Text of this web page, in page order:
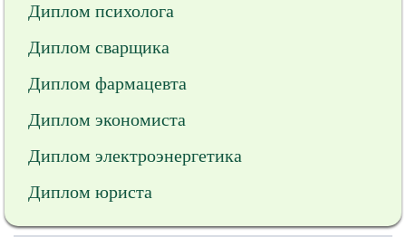
Диплом психолога
Диплом сварщика
Диплом фармацевта
Диплом экономиста
Диплом электроэнергетика
Диплом юриста